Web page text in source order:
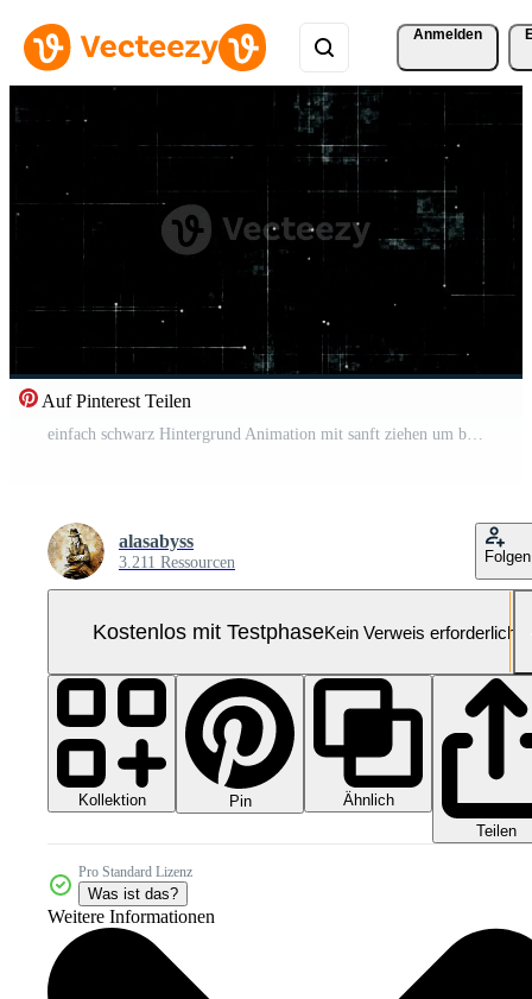
Anmelden
Auf Pinterest Teilen
einfach schwarz Hintergrund Animation mit sanft ziehen um betrübt Linien und Kugeln und Grunge Lärm Textur. diese dunkel minimalistisch texturiert Bewegung Hintergrund ist voll hd und ein nahtlos Schleife. Pro Video
alasabyss
3.211 Ressourcen Folgen
Kostenlos mit TestphaseKein Verweis erforderlich
Kollektion Pin
Ähnlich
Teilen
Pro Standard Lizenz
Was ist das?
Weitere Informationen